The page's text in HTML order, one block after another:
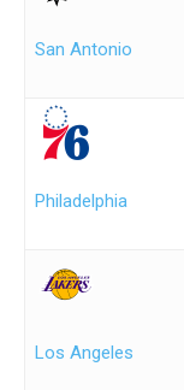
San Antonio
Philadelphia
Los Angeles